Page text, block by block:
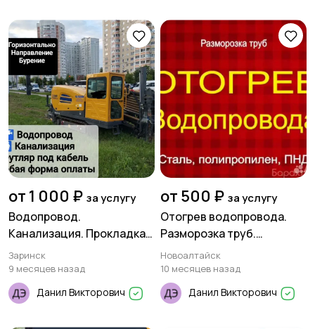
от 1 000 ₽ за услугу
Водопровод.
Канализация. Прокладка
труб методом ГНБ
Заринск
9 месяцев назад
Данил Викторович
от 500 ₽ за услугу
Отогрев водопровода.
Разморозка труб.
Прочистка канализации
Новоалтайск
10 месяцев назад
Данил Викторович